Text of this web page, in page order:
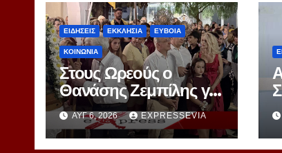
ΕΙΔΗΣΕΙΣ ΕΚΚΛΗΣΙΑ ΕΥΒΟΙΑ
ΚΟΙΝΩΝΙΑ
Στους Ωρεούς ο
Θανάσης Ζεμπίλης για
την εορτή της
Μεταμορφώσεως
Σωτήρος
ΑΥΓ 6, 2026 EXPRESSEVIA